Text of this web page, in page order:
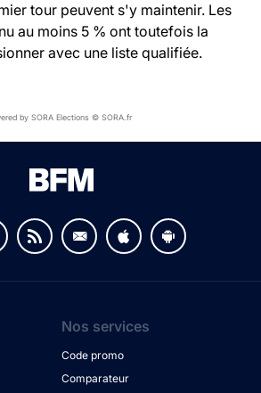
tour peuvent s'y maintenir. Les
au moins 5 % ont toutefois la
avec une liste qualifiée.
by SORA Elections © SORA.fr
Nos services
Code promo
Comparateur